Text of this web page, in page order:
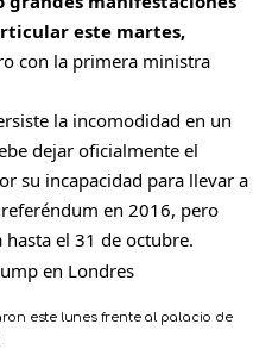
este martes,
con la primera ministra
la incomodidad en un
dejar oficialmente el
su incapacidad para llevar a
en 2016, pero
hasta el 31 de octubre.
este lunes frente al palacio de